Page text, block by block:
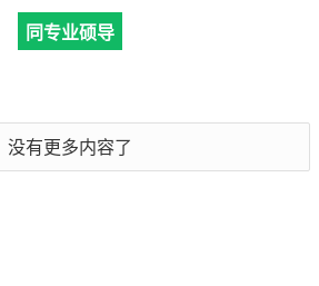
同专业硕导
没有更多内容了